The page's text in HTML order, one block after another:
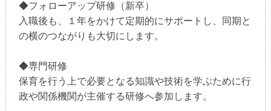
◆フォローアップ研修（新卒）
入職後も、１年をかけて定期的にサポートし、同期と
の横のつながりも大切にします。
◆専門研修
保育を行う上で必要となる知識や技術を学ぶために行
政や関係機関が主催する研修へ参加します。